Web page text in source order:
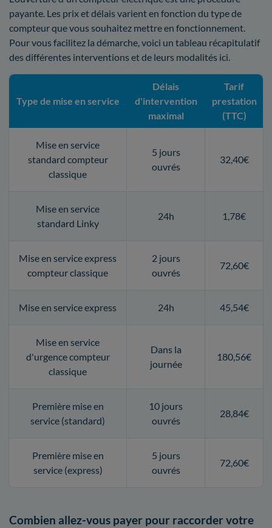
payante. Les prix et délais varient en fonction du type de
compteur que vous souhaitez mettre en fonctionnement.
Pour vous facilitez la démarche, voici un tableau récapitulatif
des différentes interventions et de leurs modalités ici.
Type de mise en service
Délais
d'intervention
maximal
Tarif
prestation
(TTC)
Mise en service
standard compteur
classique
5 jours
ouvrés
32,40€
Mise en service
standard Linky
24h 1,78€
Mise en service express
compteur classique
2 jours
ouvrés
72,60€
Mise en service express 24h 45,54€
Mise en service
d'urgence compteur
classique
Dans la
journée
180,56€
Première mise en
service (standard)
10 jours
ouvrés
28,84€
Première mise en
service (express)
5 jours
ouvrés
72,60€
Combien allez-vous payer pour raccorder votre